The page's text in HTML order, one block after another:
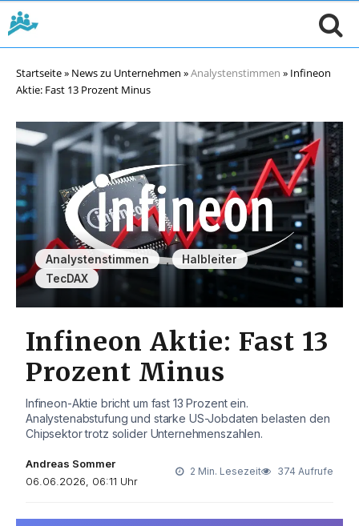
Startseite» News zu Unternehmen »Analystenstimmen » Infineon
Aktie: Fast 13 Prozent Minus
Analystenstimmen , Halbleiter ,
TecDAX
Infineon Aktie: Fast 13
Prozent Minus
Infineon-Aktie bricht um fast 13 Prozent ein.
Analystenabstufung und starke US-Jobdaten belasten den
Chipsektor trotz solider Unternehmenszahlen.
Andreas Sommer
06.06.2026, 06:11 Uhr
2 Min. Lesezeit 374 Aufrufe